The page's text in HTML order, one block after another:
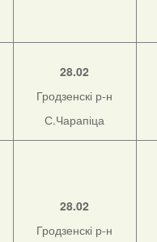
28.02
Гродзенскі р-н
С.Чарапіца
28.02
Гродзенскі р-н